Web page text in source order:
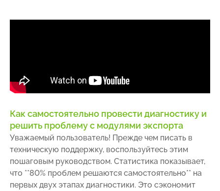
Как самостоятельно провести диагностику и
решить проблему с модулями экспорта
Уважаемый пользователь! Прежде чем писать в
техническую поддержку, воспользуйтесь этим
пошаговым руководством. Статистика показывает,
что **80% проблем решаются самостоятельно** на
первых двух этапах диагностики. Это сэкономит